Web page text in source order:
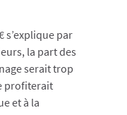
par
la part des
serait trop
profiterait
et à la